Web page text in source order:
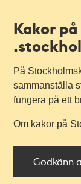
Kakor
På
sammanställa
fungera på ett
Om kakor på
Godkänn